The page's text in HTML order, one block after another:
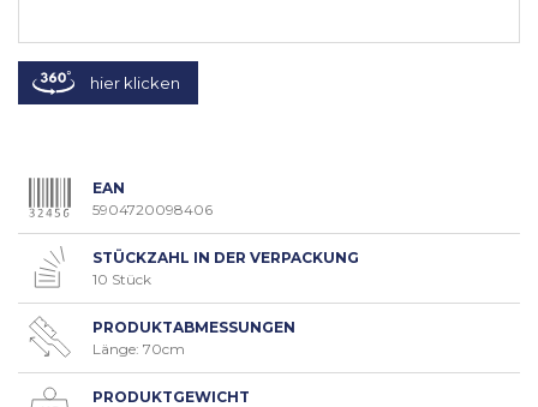
EAN
5904720098406
STÜCKZAHL IN DER VERPACKUNG
10 Stück
PRODUKTABMESSUNGEN
Länge: 70cm
PRODUKTGEWICHT
hier klicken